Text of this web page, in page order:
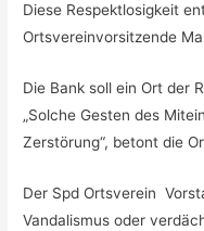
Diese Respektlosigkeit
Ortsvereinvorsitzende
Die Bank soll ein Ort der
„Solche Gesten des
Zerstörung“, betont die
Der Spd Ortsverein
Vandalismus oder